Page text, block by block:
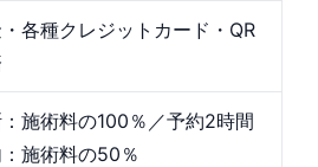
各種クレジットカード・QR
施術料の100％／予約2時間
施術料の50％